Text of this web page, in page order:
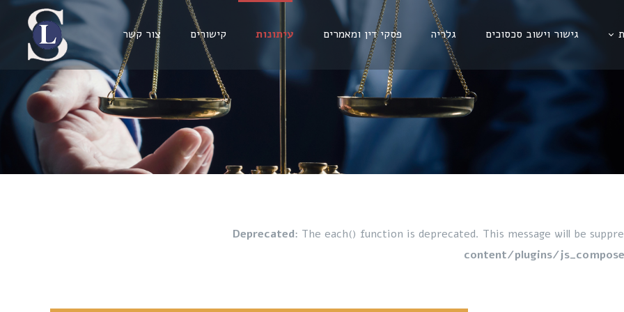
גישור וישוב סכסוכים גלריה פסקי דין ומאמרים עיתונות קישורים צור קשר
Deprecated: The each() function is deprecated. This message will be
content/plugins/